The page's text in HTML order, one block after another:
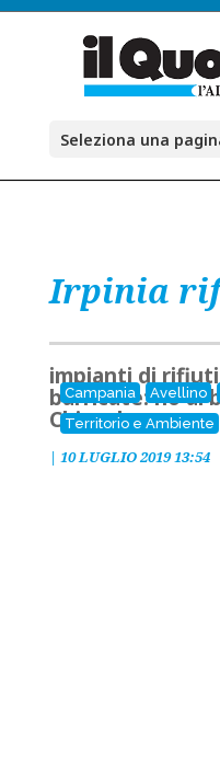
Seleziona una
Irpinia
Campania Avellino
Territorio e Ambiente
impianti di
barricate: no al
Chianche
| 10 LUGLIO 2019 13:54